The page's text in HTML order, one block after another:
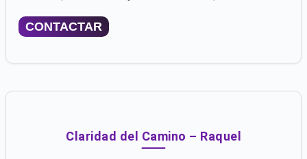
CONTACTAR
Claridad del Camino – Raquel